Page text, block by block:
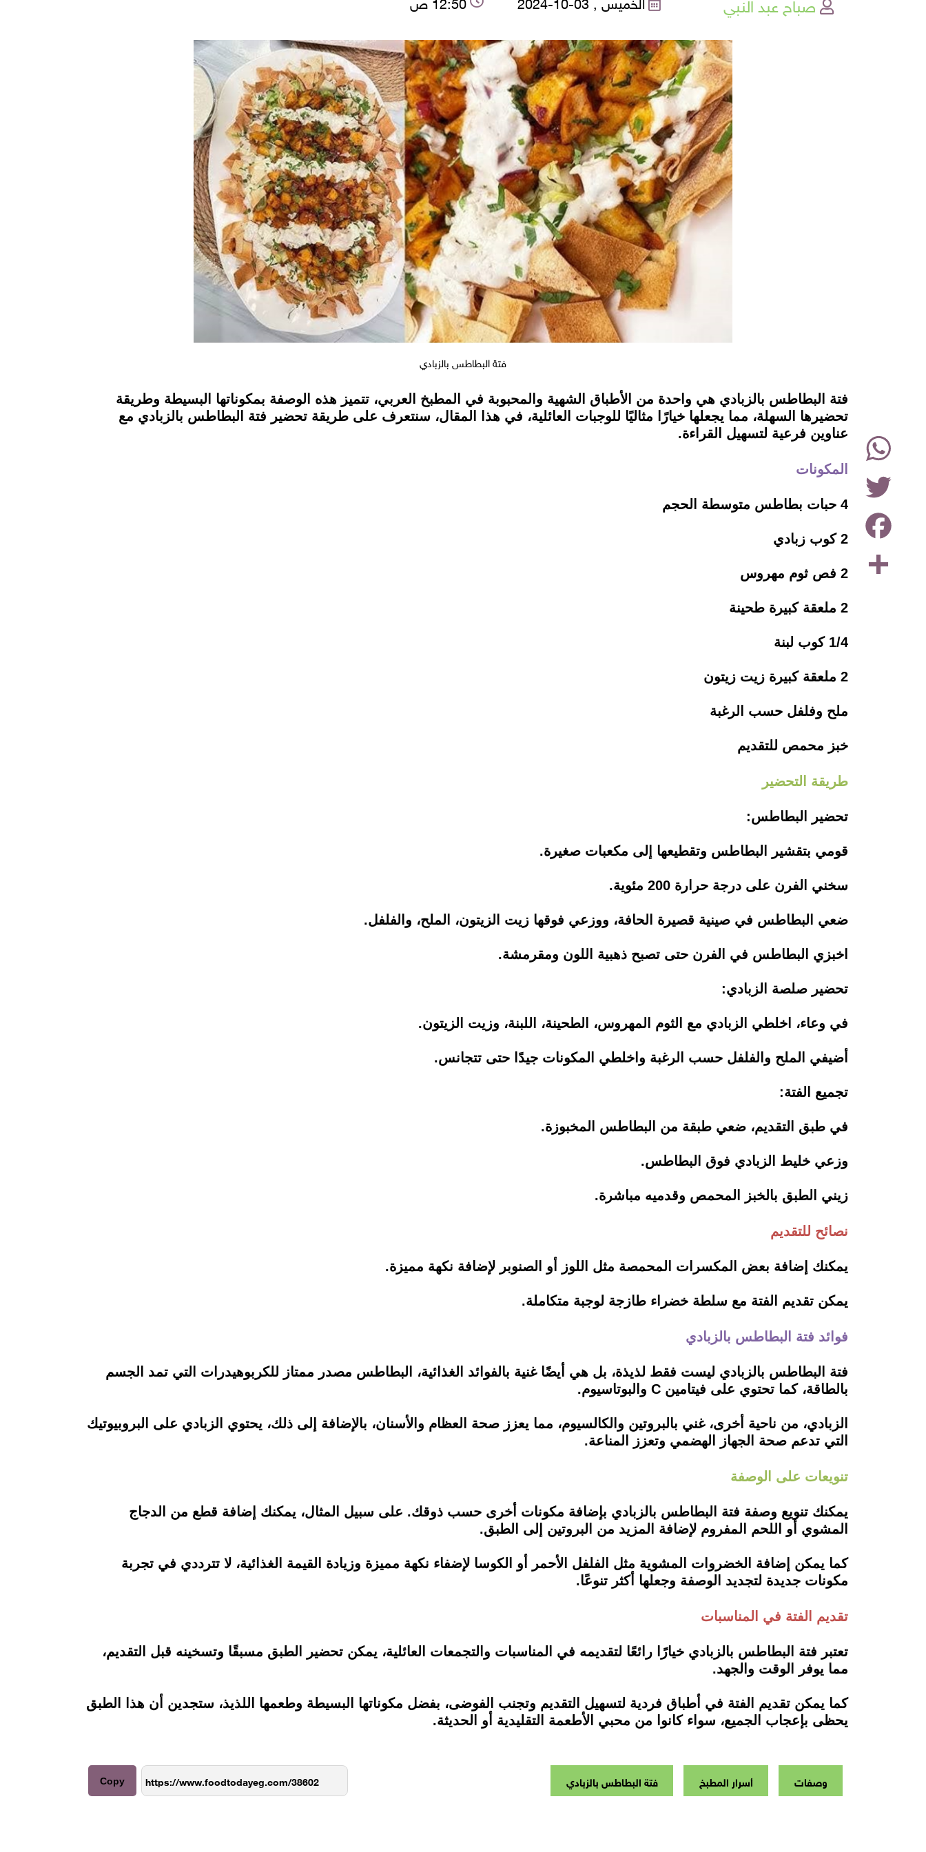
فتة البطاطس بالزبادي
Share
Facebook
Twitter
WhatsApp
instagramفتة البطاطس بالزبادي هي واحدة من الأطباق الشهية والمحبوبة في المطبخ العربي، تتميز هذه الوصفة بمكوناتها البسيطة وطريقة
تحضيرها السهلة، مما يجعلها خيارًا مثاليًا للوجبات العائلية، في هذا المقال، سنتعرف على طريقة تحضير فتة البطاطس بالزبادي مع
عناوين فرعية لتسهيل القراءة.
المكونات
4 حبات بطاطس متوسطة الحجم
2 كوب زبادي
2 فص ثوم مهروس
2 ملعقة كبيرة طحينة
1/4 كوب لبنة
2 ملعقة كبيرة زيت زيتون
ملح وفلفل حسب الرغبة
خبز محمص للتقديم
طريقة التحضير
تحضير البطاطس:
قومي بتقشير البطاطس وتقطيعها إلى مكعبات صغيرة.
سخني الفرن على درجة حرارة 200 مئوية.
ضعي البطاطس في صينية قصيرة الحافة، ووزعي فوقها زيت الزيتون، الملح، والفلفل.
اخبزي البطاطس في الفرن حتى تصبح ذهبية اللون ومقرمشة.
تحضير صلصة الزبادي:
في وعاء، اخلطي الزبادي مع الثوم المهروس، الطحينة، اللبنة، وزيت الزيتون.
أضيفي الملح والفلفل حسب الرغبة واخلطي المكونات جيدًا حتى تتجانس.
تجميع الفتة:
في طبق التقديم، ضعي طبقة من البطاطس المخبوزة.
وزعي خليط الزبادي فوق البطاطس.
زيني الطبق بالخبز المحمص وقدميه مباشرة.
نصائح للتقديم
يمكنك إضافة بعض المكسرات المحمصة مثل اللوز أو الصنوبر لإضافة نكهة مميزة.
يمكن تقديم الفتة مع سلطة خضراء طازجة لوجبة متكاملة.
فوائد فتة البطاطس بالزبادي
فتة البطاطس بالزبادي ليست فقط لذيذة، بل هي أيضًا غنية بالفوائد الغذائية، البطاطس مصدر ممتاز للكربوهيدرات التي تمد الجسم
بالطاقة، كما تحتوي على فيتامين C والبوتاسيوم.
الزبادي، من ناحية أخرى، غني بالبروتين والكالسيوم، مما يعزز صحة العظام والأسنان، بالإضافة إلى ذلك، يحتوي الزبادي على البروبيوتيك
التي تدعم صحة الجهاز الهضمي وتعزز المناعة.
تنويعات على الوصفة
يمكنك تنويع وصفة فتة البطاطس بالزبادي بإضافة مكونات أخرى حسب ذوقك. على سبيل المثال، يمكنك إضافة قطع من الدجاج
المشوي أو اللحم المفروم لإضافة المزيد من البروتين إلى الطبق.
كما يمكن إضافة الخضروات المشوية مثل الفلفل الأحمر أو الكوسا لإضفاء نكهة مميزة وزيادة القيمة الغذائية، لا تترددي في تجربة
مكونات جديدة لتجديد الوصفة وجعلها أكثر تنوعًا.
تقديم الفتة في المناسبات
تعتبر فتة البطاطس بالزبادي خيارًا رائعًا لتقديمه في المناسبات والتجمعات العائلية، يمكن تحضير الطبق مسبقًا وتسخينه قبل التقديم،
مما يوفر الوقت والجهد.
كما يمكن تقديم الفتة في أطباق فردية لتسهيل التقديم وتجنب الفوضى، بفضل مكوناتها البسيطة وطعمها اللذيذ، ستجدين أن هذا الطبق
يحظى بإعجاب الجميع، سواء كانوا من محبي الأطعمة التقليدية أو الحديثة.
وصفات أسرار المطبخ فتة البطاطس بالزبادي Copy